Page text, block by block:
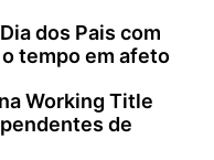
dos Pais com
tempo em afeto
Working Title
de